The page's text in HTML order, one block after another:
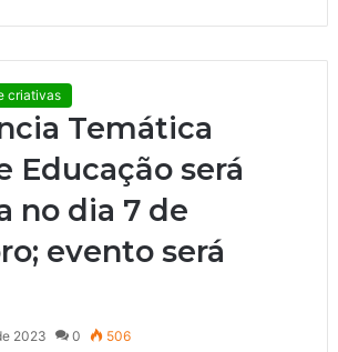
criativas
Temática
Educação será
no dia 7 de
evento será
2023 0 506